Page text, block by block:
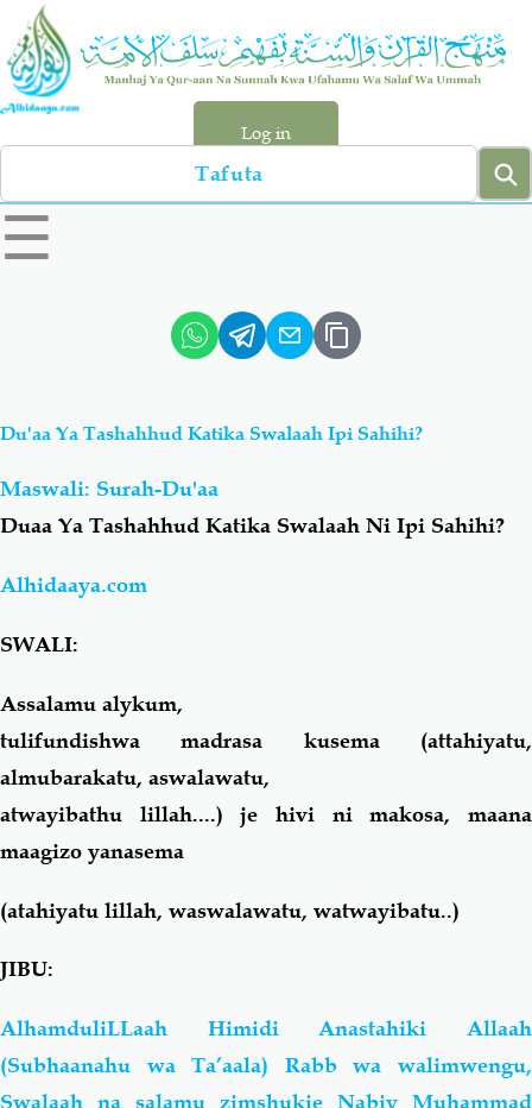
Skip
main
content
Log in
Search
left
sidebar
☰
Hadiyth
Manhaj
Shirki & Kufru Bid-'ah (Uzushi)
Salaf Wa Ummah
Fataawa Za Ulamaa Kauli Za Salaf
Akhlaaq-Aadaab Raqaaiq
Mapishi
Du'aa Ya Tashahhud Katika Swalaah Ipi Sahihi?
Maswali: Surah-Du'aa
Duaa Ya Tashahhud Katika Swalaah Ni Ipi Sahihi?
Alhidaaya.com
SWALI:
Assalamu alykum,
tulifundishwa madrasa kusema (attahiyatu,
almubarakatu, aswalawatu,
atwayibathu lillah....) je hivi ni makosa, maana
maagizo yanasema
(atahiyatu lillah, waswalawatu, watwayibatu..)
JIBU:
AlhamduliLLaah Himidi Anastahiki Allaah
(Subhaanahu wa Ta’aala) Rabb wa walimwengu,
Swalaah na salamu zimshukie Nabiy Muhammad